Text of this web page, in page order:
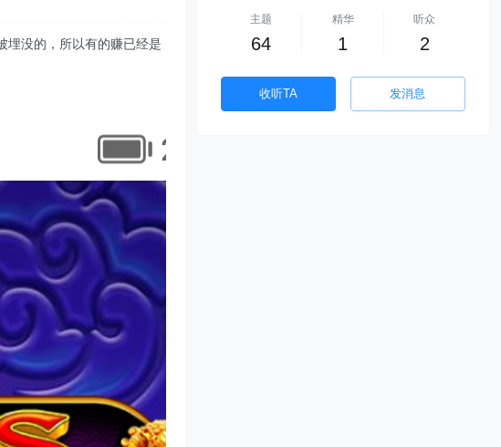
埋没的，所以有的赚已经是
主题
64
精华
1
听众
2
收听TA 发消息